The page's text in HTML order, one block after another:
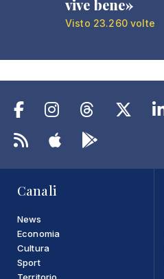
vive bene»
Visto 23.260 volte
Canali
News
Economia
Cultura
Sport